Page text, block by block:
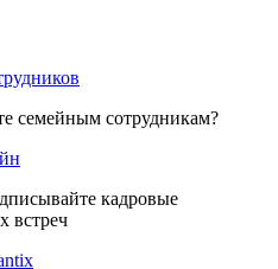
семейным сотрудникам?
кадровые
встреч